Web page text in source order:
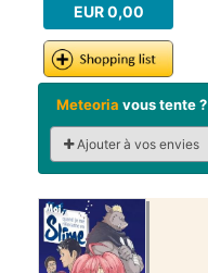
EUR 0,00
Meteoria vous tente ?
Ajouter à vos envies